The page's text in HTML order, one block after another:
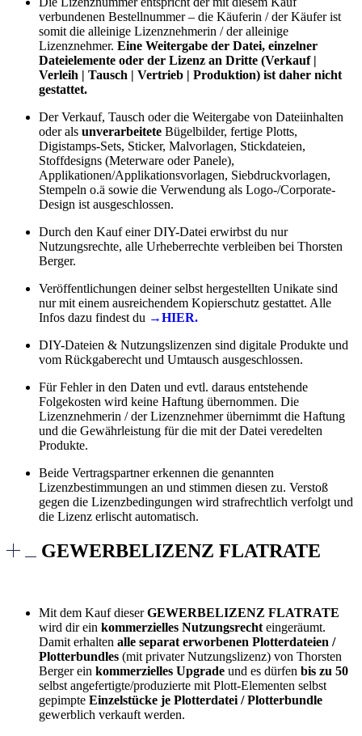
verbundenen Bestellnummer – die Käuferin / der Käufer ist
somit die alleinige Lizenznehmerin / der alleinige
Lizenznehmer. Eine Weitergabe der Datei, einzelner
Dateielemente oder der Lizenz an Dritte (Verkauf |
Verleih | Tausch | Vertrieb | Produktion) ist daher nicht
gestattet.
Der Verkauf, Tausch oder die Weitergabe von Dateiinhalten
oder als unverarbeitete Bügelbilder, fertige Plotts,
Digistamps-Sets, Sticker, Malvorlagen, Stickdateien,
Stoffdesigns (Meterware oder Panele),
Applikationen/Applikationsvorlagen, Siebdruckvorlagen,
Stempeln o.ä sowie die Verwendung als Logo-/Corporate-
Design ist ausgeschlossen.
Durch den Kauf einer DIY-Datei erwirbst du nur
Nutzungsrechte, alle Urheberrechte verbleiben bei Thorsten
Berger.
Veröffentlichungen deiner selbst hergestellten Unikate sind
nur mit einem ausreichendem Kopierschutz gestattet. Alle
Infos dazu findest du →HIER.
DIY-Dateien & Nutzungslizenzen sind digitale Produkte und
vom Rückgaberecht und Umtausch ausgeschlossen.
Für Fehler in den Daten und evtl. daraus entstehende
Folgekosten wird keine Haftung übernommen. Die
Lizenznehmerin / der Lizenznehmer übernimmt die Haftung
und die Gewährleistung für die mit der Datei veredelten
Produkte.
Beide Vertragspartner erkennen die genannten
Lizenzbestimmungen an und stimmen diesen zu. Verstoß
gegen die Lizenzbedingungen wird strafrechtlich verfolgt und
die Lizenz erlischt automatisch.
GEWERBELIZENZ FLATRATE
Mit dem Kauf dieserGEWERBELIZENZ FLATRATE
wird dir ein kommerzielles Nutzungsrecht eingeräumt.
Damit erhalten alle separat erworbenen Plotterdateien /
Plotterbundles (mit privater Nutzungslizenz) von Thorsten
Berger ein kommerzielles Upgrade und es dürfen bis zu 50
selbst angefertigte/produzierte mit Plott-Elementen selbst
gepimpte Einzelstücke je Plotterdatei / Plotterbundle
gewerblich verkauft werden.